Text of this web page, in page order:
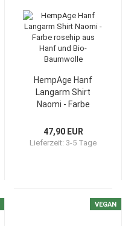
HempAge Hanf
Langarm Shirt
Naomi - Farbe
und Bio-Baumwolle
47,90 EUR
Lieferzeit: 3-5 Tage
VEGAN